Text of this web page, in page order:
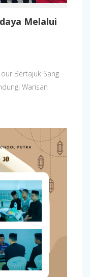
Melalui
Bertajuk Sang
Warisan